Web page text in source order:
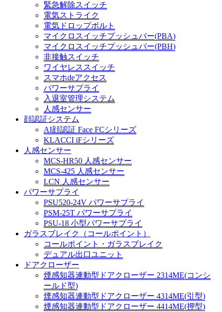
緊急解除スイッチ
電気ストライク
電気ドロップボルト
マイクロスイッチプッシュバー(PBA)
マイクロスイッチプッシュバー(PBH)
非接触スイッチ
ワイヤレススイッチ
スマホdeアクセス
パワーサプライ
入退室管理システム
人感センサー
顔認証システム
AI顔認証 Face FCシリーズ
KLACCI iFシリーズ
人感センサー
MCS-HR50 人感センサー
MCS-425 人感センサー
LCN 人感センサー
パワーサプライ
PSU520-24V パワーサプライ
PSM-25T パワーサプライ
PSU-18 小型パワーサプライ
ガラスブレイク（コールポイント）
コールポイント・ガラスブレイク
デュアル出口ユニット
ドアクローザー
煙感知器連動型ドアクローザー 2314ME(コンシ
ールド型)
煙感知器連動型ドアクローザー 4314ME(引型)
煙感知器連動型ドアクローザー 4414ME(押型)